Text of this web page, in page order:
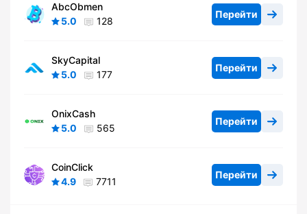
AbcObmen
5.0
128
Перейти
SkyCapital
5.0
177
Перейти
OnixCash
5.0
565
Перейти
CoinClick
4.9
7711
Перейти